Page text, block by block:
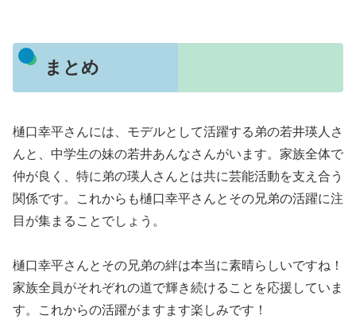
まとめ
樋口幸平さんには、モデルとして活躍する弟の若井瑛人さ
んと、中学生の妹の若井あんなさんがいます。家族全体で
仲が良く、特に弟の瑛人さんとは共に芸能活動を支え合う
関係です。これからも樋口幸平さんとその兄弟の活躍に注
目が集まることでしょう。
樋口幸平さんとその兄弟の絆は本当に素晴らしいですね！
家族全員がそれぞれの道で輝き続けることを応援していま
す。これからの活躍がますます楽しみです！